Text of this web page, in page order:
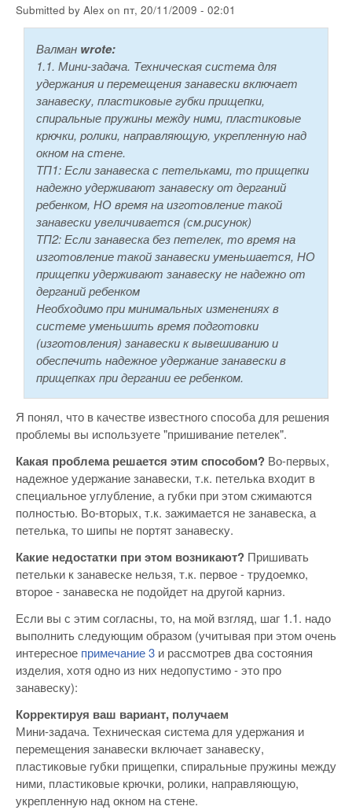
Submitted by Alex on пт, 20/11/2009 - 02:01
Валман wrote:
1.1. Мини-задача. Техническая система для
удержания и перемещения занавески включает
занавеску, пластиковые губки прищепки,
спиральные пружины между ними, пластиковые
крючки, ролики, направляющую, укрепленную над
окном на стене.
ТП1: Если занавеска с петельками, то прищепки
надежно удерживают занавеску от дерганий
ребенком, НО время на изготовление такой
занавески увеличивается (см.рисунок)
ТП2: Если занавеска без петелек, то время на
изготовление такой занавески уменьшается, НО
прищепки удерживают занавеску не надежно от
дерганий ребенком
Необходимо при минимальных изменениях в
системе уменьшить время подготовки
(изготовления) занавески к вывешиванию и
обеспечить надежное удержание занавески в
прищепках при дергании ее ребенком.
Я понял, что в качестве известного способа для решения
проблемы вы используете "пришивание петелек".
Какая проблема решается этим способом? Во-первых,
надежное удержание занавески, т.к. петелька входит в
специальное углубление, а губки при этом сжимаются
полностью. Во-вторых, т.к. зажимается не занавеска, а
петелька, то шипы не портят занавеску.
Какие недостатки при этом возникают? Пришивать
петельки к занавеске нельзя, т.к. первое - трудоемко,
второе - занавеска не подойдет на другой карниз.
Если вы с этим согласны, то, на мой взгляд, шаг 1.1. надо
выполнить следующим образом (учитывая при этом очень
интересное примечание 3 и рассмотрев два состояния
изделия, хотя одно из них недопустимо - это про
занавеску):
Корректируя ваш вариант, получаем
Мини-задача. Техническая система для удержания и
перемещения занавески включает занавеску,
пластиковые губки прищепки, спиральные пружины между
ними, пластиковые крючки, ролики, направляющую,
укрепленную над окном на стене.